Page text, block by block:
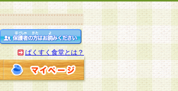
ぱくすく食堂とは？